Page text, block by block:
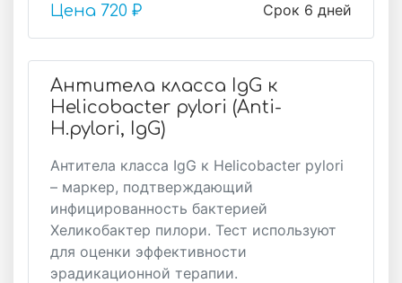
Срок 6 дней
Цена 720 ₽
Антитела класса IgG к
Helicobacter pylori (Anti-
H.pylori, IgG)
Антитела класса IgG к Helicobacter pylori
– маркер, подтверждающий
инфицированность бактерией
Хеликобактер пилори. Тест используют
для оценки эффективности
эрадикационной терапии.